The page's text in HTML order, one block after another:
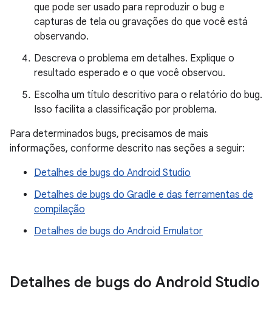
que pode ser usado para reproduzir o bug e
capturas de tela ou gravações do que você está
observando.
Descreva o problema em detalhes. Explique o
resultado esperado e o que você observou.
Escolha um título descritivo para o relatório do bug.
Isso facilita a classificação por problema.
Para determinados bugs, precisamos de mais
informações, conforme descrito nas seções a seguir:
Detalhes de bugs do Android Studio
Detalhes de bugs do Gradle e das ferramentas de
compilação
Detalhes de bugs do Android Emulator
Detalhes de bugs do Android Studio